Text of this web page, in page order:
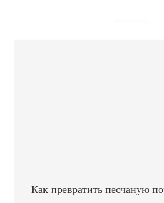
Как превратить песчаную